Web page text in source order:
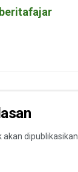
beritafajar
dipublikasikan.